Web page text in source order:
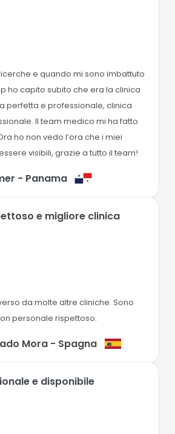
e quando mi sono imbattuto
ho capito subito che era la clinica
perfetta e professionale, clinica
Il team medico mi ha fatto
ho non vedo l’ora che i miei
visibili, grazie a tutto il team!
- Panama
e migliore clinica
da molte altre cliniche. Sono
personale rispettoso.
Mora - Spagna
e disponibile